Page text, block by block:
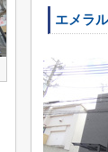
エメラ